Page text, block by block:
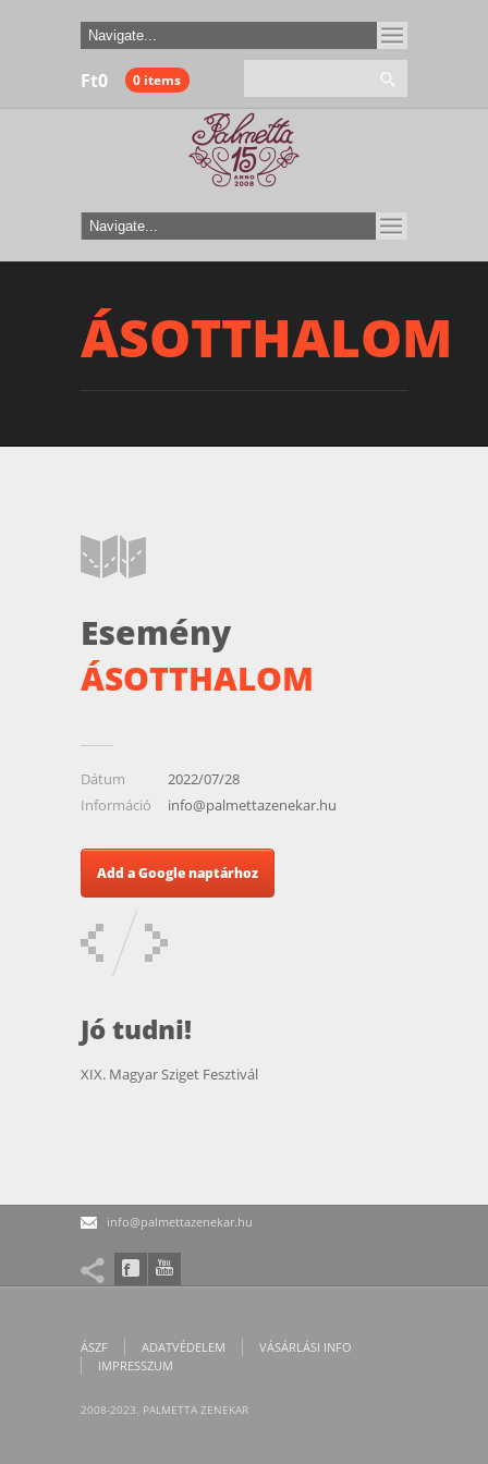
0
Ft 0 items
ÁSOTTHALOM
Esemény
ÁSOTTHALOM
Dátum
2022/07/28
Információ
info@palmettazenekar.hu
Add a Google naptárhoz
Jó tudni!
XIX. Magyar Sziget Fesztivál
info@palmettazenekar.hu
ÁSZF ADATVÉDELEM
VÁSÁRLÁSI INFO
IMPRESSZUM
2008-2023. PALMETTA ZENEKAR